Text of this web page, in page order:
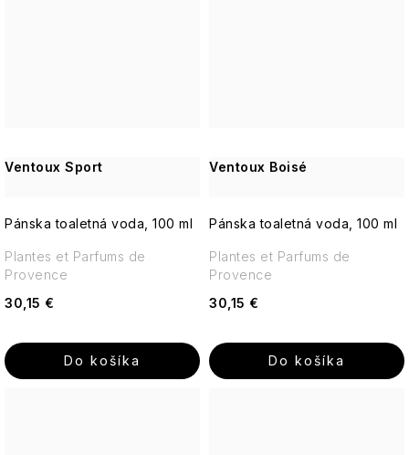
Ventoux Sport
Pánska toaletná voda, 100 ml
30,15 €
Do košíka
Plantes et Parfums de
Provence
Ventoux Boisé
Pánska toaletná voda, 100 ml
30,15 €
Do košíka
Plantes et Parfums de
Provence